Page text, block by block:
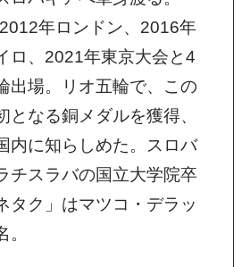
ム競技 カヌーには大き
速さを競う「スラロー
水面で速さを競う「スプ
。1972年のミュンヘン五
された「スラローム」は
ス約200～300ｍの人工コ
、艇をパドルで漕いで18
トを通過して競う。競技
ムトライアル方式で行な